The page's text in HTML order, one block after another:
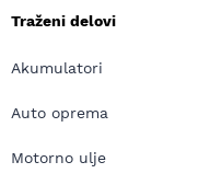
Traženi delovi
Akumulatori
Auto oprema
Motorno ulje